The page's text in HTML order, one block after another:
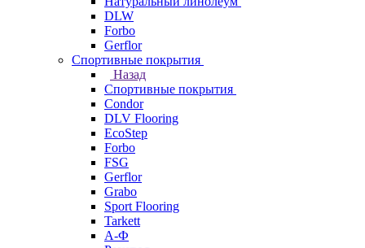
DLW
Forbo
Gerflor
Спортивные покрытия
Назад
Спортивные покрытия
Condor
DLV Flooring
EcoStep
Forbo
FSG
Gerflor
Grabo
Sport Flooring
Tarkett
А-Ф